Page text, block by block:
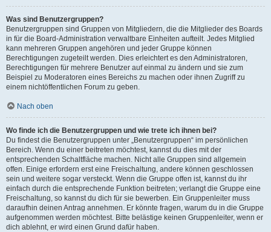
Was sind Benutzergruppen?
Benutzergruppen sind Gruppen von Mitgliedern, die die Mitglieder des Boards
in für die Board-Administration verwaltbare Einheiten aufteilt. Jedes Mitglied
kann mehreren Gruppen angehören und jeder Gruppe können
Berechtigungen zugeteilt werden. Dies erleichtert es den Administratoren,
Berechtigungen für mehrere Benutzer auf einmal zu ändern und sie zum
Beispiel zu Moderatoren eines Bereichs zu machen oder ihnen Zugriff zu
einem nichtöffentlichen Forum zu geben.
Nach oben
Wo finde ich die Benutzergruppen und wie trete ich ihnen bei?
Du findest die Benutzergruppen unter „Benutzergruppen“ im persönlichen
Bereich. Wenn du einer beitreten möchtest, kannst du dies mit der
entsprechenden Schaltfläche machen. Nicht alle Gruppen sind allgemein
offen. Einige erfordern erst eine Freischaltung, andere können geschlossen
sein und weitere sogar versteckt. Wenn die Gruppe offen ist, kannst du ihr
einfach durch die entsprechende Funktion beitreten; verlangt die Gruppe eine
Freischaltung, so kannst du dich für sie bewerben. Ein Gruppenleiter muss
daraufhin deinen Antrag annehmen. Er könnte fragen, warum du in die Gruppe
aufgenommen werden möchtest. Bitte belästige keinen Gruppenleiter, wenn er
dich ablehnt, er wird einen Grund dafür haben.